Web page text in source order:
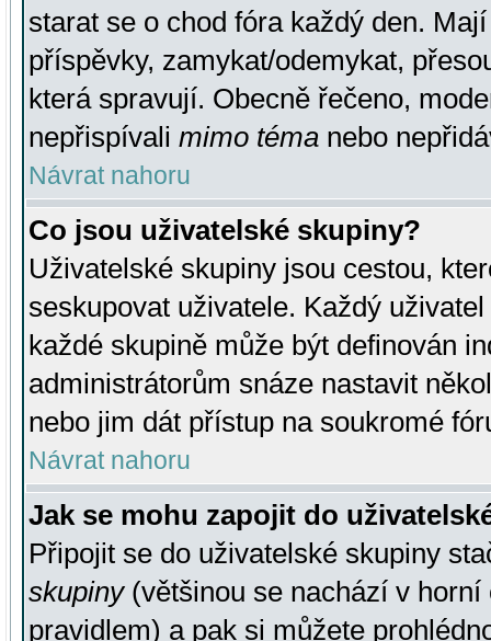
starat se o chod fóra každý den.
příspěvky, zamykat/odemykat,
která spravují. Obecně řečeno,
nepřispívali mimo téma nebo
Návrat nahoru
Co jsou uživatelské skupiny?
Uživatelské skupiny jsou cestou,
seskupovat uživatele. Každý
každé skupině může být definován
administrátorům snáze nastavit
nebo jim dát přístup na soukromé
Návrat nahoru
Jak se mohu zapojit do
Připojit se do uživatelské skupiny
skupiny(většinou se nachází v horní
pravidlem) a pak si můžete